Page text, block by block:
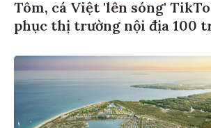
Tôm, cá Việt 'lên sóng'
phục thị trường nội địa 100